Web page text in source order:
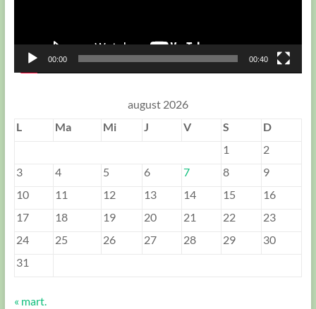
00:00 00:40
august 2026
L
Ma Mi J V S
D
1
2
3
4 5 6 7 8
9
10
11 12 13 14 15
16
17
18 19 20 21 22
23
24
25 26 27 28 29
30
31
« mart.